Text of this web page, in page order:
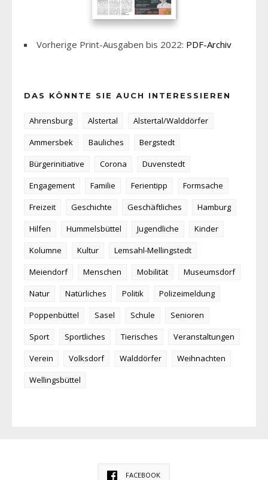
Vorherige Print-Ausgaben bis 2022: PDF-Archiv
DAS KÖNNTE SIE AUCH INTERESSIEREN
Ahrensburg Alstertal
Alstertal/Walddörfer
Ammersbek
Bauliches
Bergstedt
Bürgerinitiative
Corona
Duvenstedt
Engagement
Familie Ferientipp
Formsache
Freizeit
Geschichte Geschäftliches
Hamburg
Hilfen
Hummelsbüttel Jugendliche
Kinder
Kolumne
Kultur
Lemsahl-Mellingstedt
Meiendorf
Menschen Mobilität
Museumsdorf
Natur
Natürliches Politik
Polizeimeldung
Poppenbüttel
Sasel Schule
Senioren
Sport
Sportliches Tierisches
Veranstaltungen
Verein
Volksdorf Walddörfer
Weihnachten
Wellingsbüttel
FACEBOOK